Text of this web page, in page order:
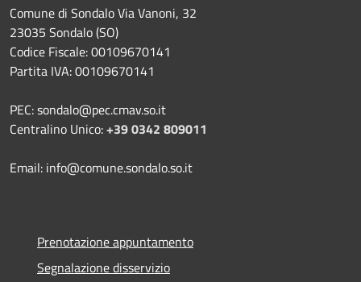
Comune di Sondalo Via Vanoni, 32
23035 Sondalo (SO)
Codice Fiscale: 00109670141
Partita IVA: 00109670141
PEC: sondalo@pec.cmav.so.it
Centralino Unico:+39 0342 809011
Email: info@comune.sondalo.so.it
Prenotazione appuntamento
Segnalazione disservizio